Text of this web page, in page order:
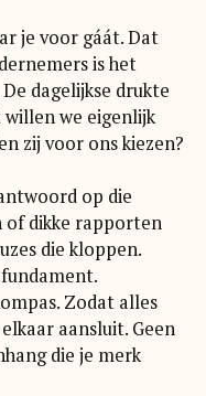
je voor gáát. Dat
is het
dagelijkse drukte
we eigenlijk
zij voor ons kiezen?
op die
of dikke rapporten
die kloppen.
Zodat alles
aansluit. Geen
die je merk